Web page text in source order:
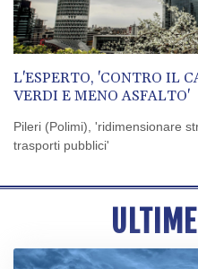
L'ESPERTO, 'CONTRO IL
VERDI E MENO ASFALTO'
Pileri (Polimi), 'ridimensionare
trasporti pubblici'